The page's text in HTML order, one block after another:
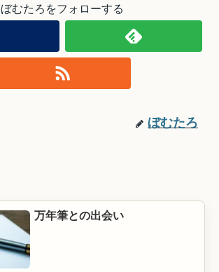
ぼむたろをフォローする
ぼむたろ
万年筆との出会い